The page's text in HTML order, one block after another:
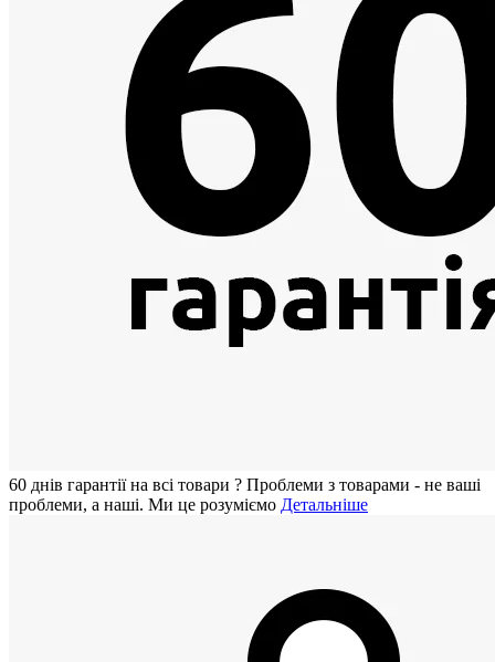
60 днiв гарантії на всi товари ? Проблеми з товарами - не ваші
проблеми, а наші. Ми це розуміємо Детальніше